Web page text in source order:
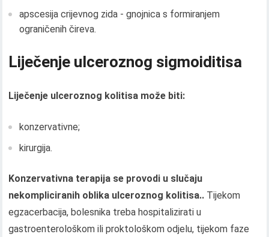
apscesija crijevnog zida - gnojnica s formiranjem
ograničenih čireva.
Liječenje ulceroznog sigmoiditisa
Liječenje ulceroznog kolitisa može biti:
konzervativne;
kirurgija.
Konzervativna terapija se provodi u slučaju
nekompliciranih oblika ulceroznog kolitisa.. Tijekom
egzacerbacija, bolesnika treba hospitalizirati u
gastroenterološkom ili proktološkom odjelu, tijekom faze